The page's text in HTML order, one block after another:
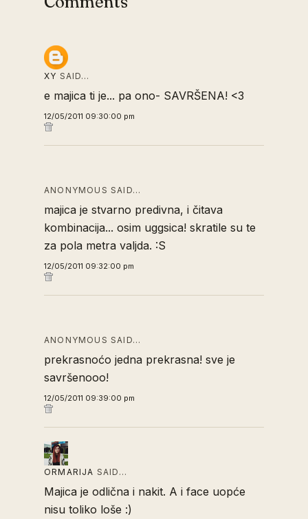
XY SAID…
e majica ti je... pa ono- SAVRŠENA! <3
12/05/2011 09:30:00 pm
ANONYMOUS SAID…
majica je stvarno predivna, i čitava
kombinacija... osim uggsica! skratile su te
za pola metra valjda. :S
12/05/2011 09:32:00 pm
ANONYMOUS SAID…
prekrasnoćo jedna prekrasna! sve je
savršenooo!
12/05/2011 09:39:00 pm
ORMARIJA SAID…
Majica je odlična i nakit. A i face uopće
nisu toliko loše :)